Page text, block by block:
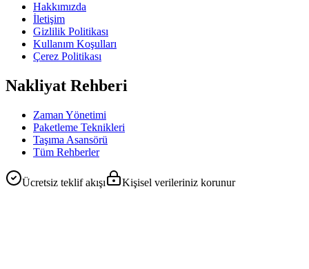
Hakkımızda
İletişim
Gizlilik Politikası
Kullanım Koşulları
Çerez Politikası
Nakliyat Rehberi
Zaman Yönetimi
Paketleme Teknikleri
Taşıma Asansörü
Tüm Rehberler
Ücretsiz teklif akışı Kişisel verileriniz korunur